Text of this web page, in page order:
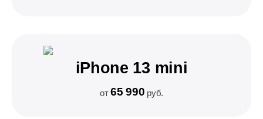
iPhone 13 mini
от65 990 руб.